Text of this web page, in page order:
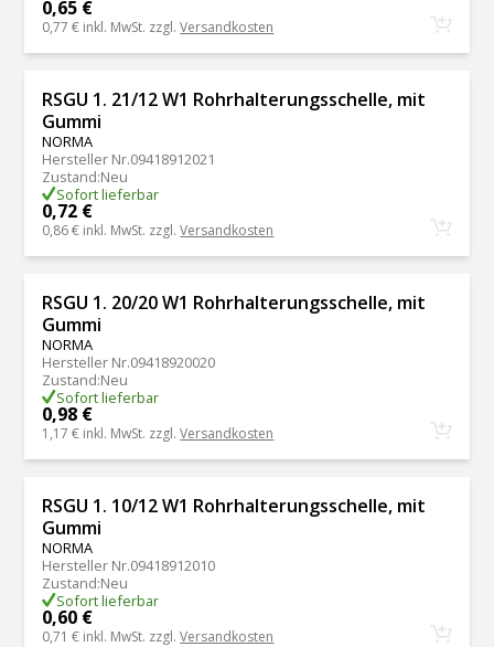
0,65 €
0,77 € inkl. MwSt. zzgl.Versandkosten
RSGU 1. 21/12 W1 Rohrhalterungsschelle, mit
Gummi
NORMA
Hersteller Nr.09418912021
Zustand:Neu
Sofort lieferbar
0,72 €
0,86 € inkl. MwSt. zzgl.Versandkosten
RSGU 1. 20/20 W1 Rohrhalterungsschelle, mit
Gummi
NORMA
Hersteller Nr.09418920020
Zustand:Neu
Sofort lieferbar
0,98 €
1,17 € inkl. MwSt. zzgl.Versandkosten
RSGU 1. 10/12 W1 Rohrhalterungsschelle, mit
Gummi
NORMA
Hersteller Nr.09418912010
Zustand:Neu
Sofort lieferbar
0,60 €
0,71 € inkl. MwSt. zzgl.Versandkosten